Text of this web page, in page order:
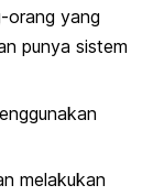
orang yang
punya sistem
melakukan